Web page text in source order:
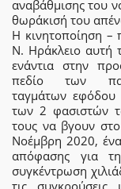
αναβάθμισης του
θωράκισή του
Η κινητοποίηση –
Ν. Ηράκλειο αυτή
ενάντια στην
πεδίο των
ταγμάτων εφόδου
των 2 φασιστών
τους να βγουν
Νοέμβρη 2020,
απόφασης για
συγκέντρωση
τις